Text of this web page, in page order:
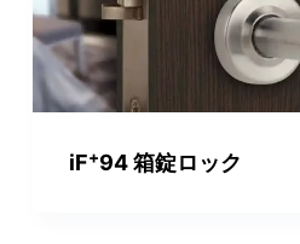
iF+94 箱錠ロック